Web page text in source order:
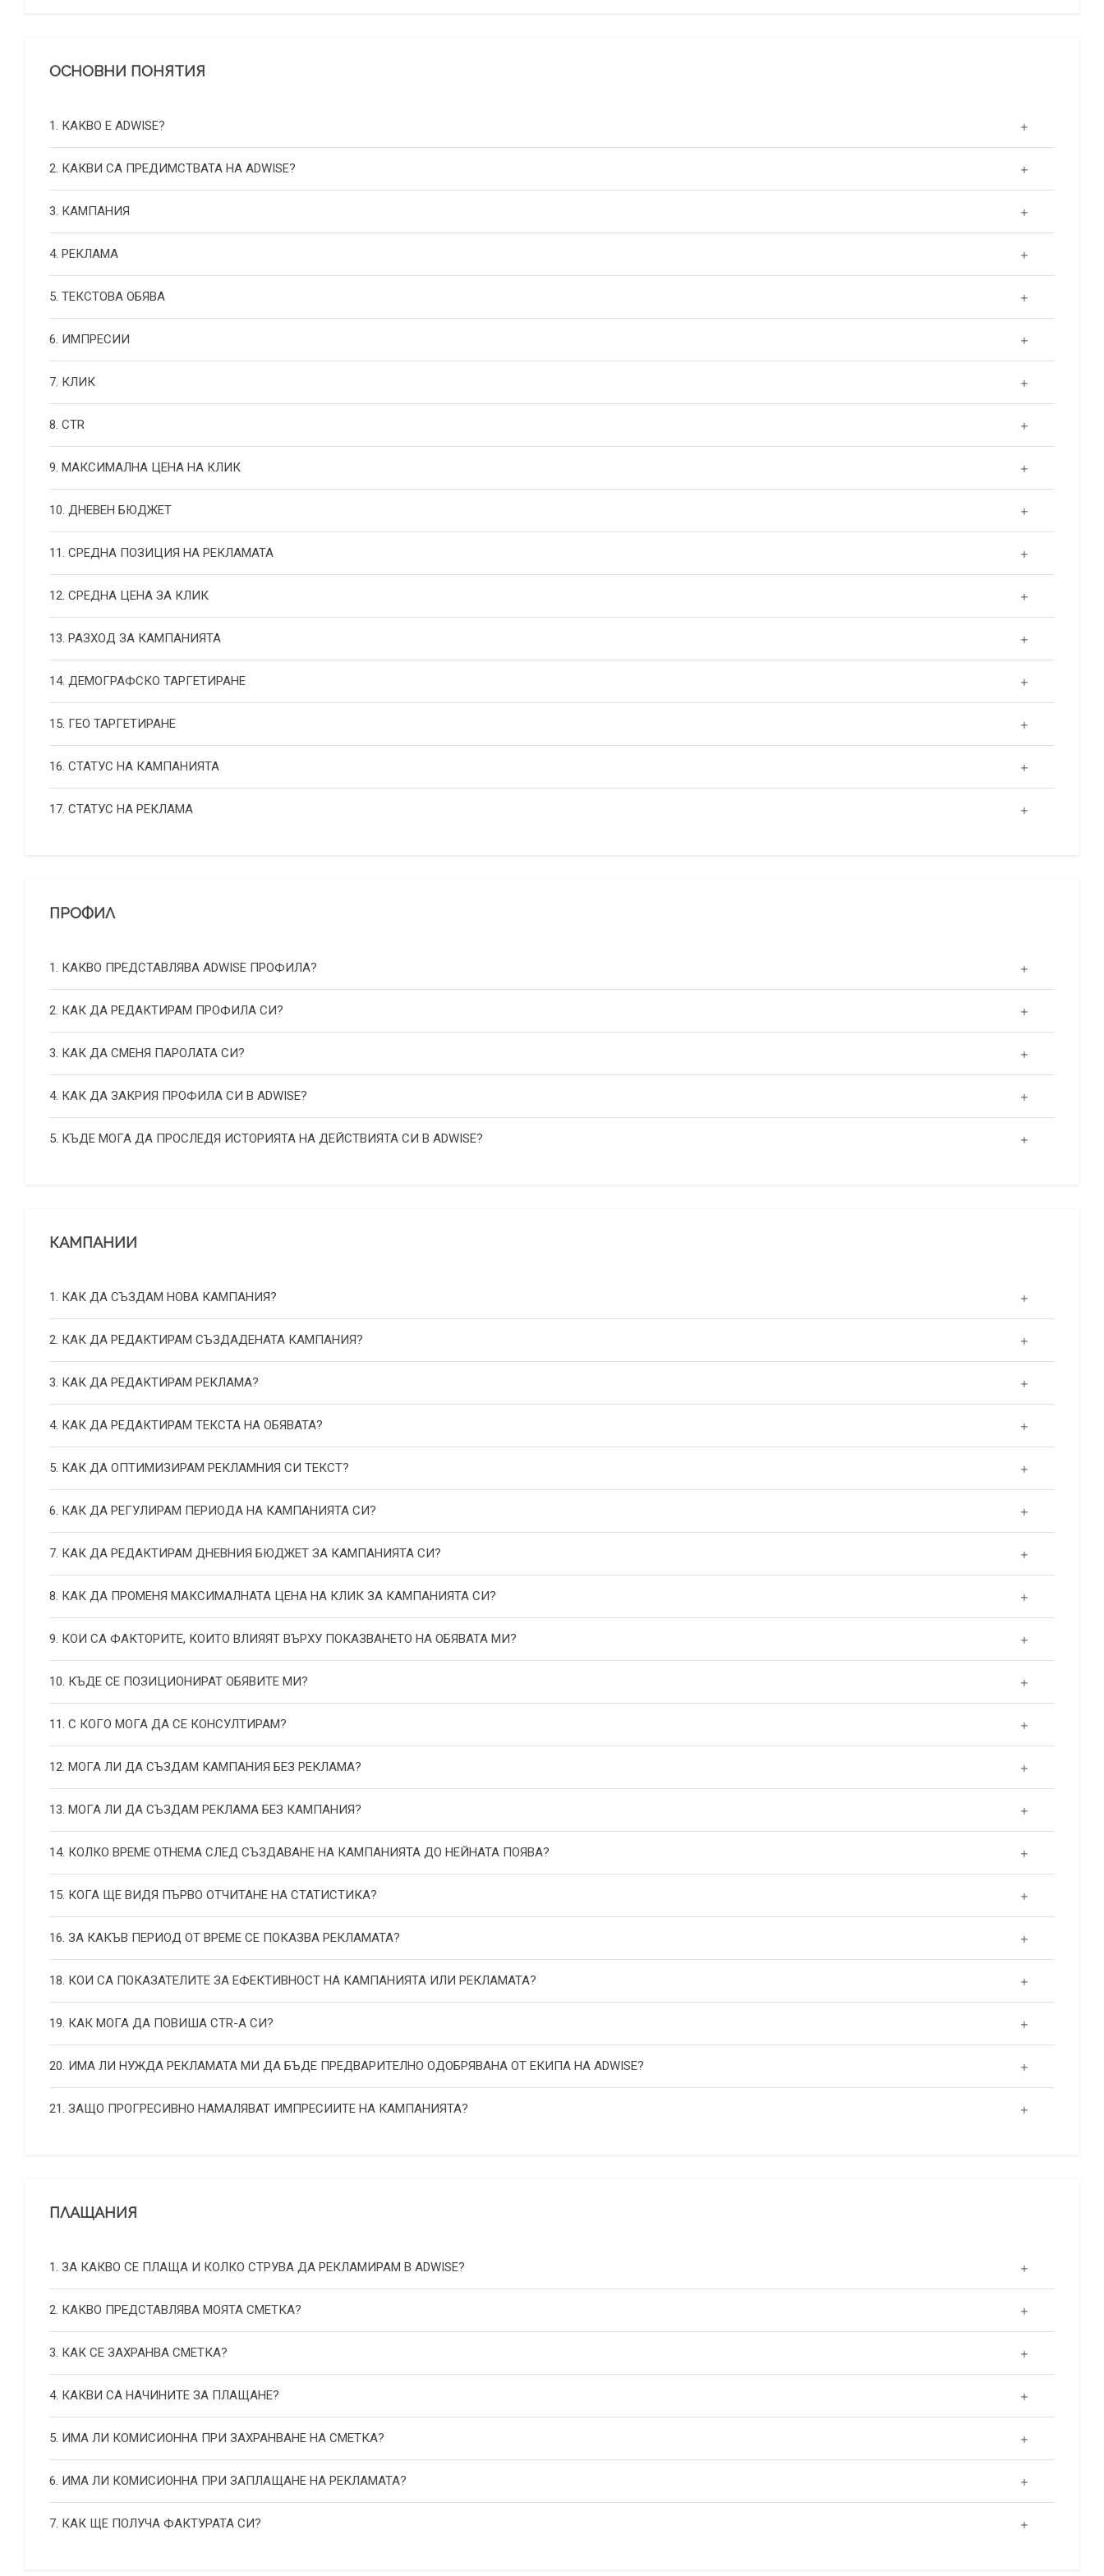
ОСНОВНИ ПОНЯТИЯ
1. КАКВО Е ADWISE?
2. КАКВИ СА ПРЕДИМСТВАТА НА ADWISE?
3. КАМПАНИЯ
4. РЕКЛАМА
5. ТЕКСТОВА ОБЯВА
6. ИМПРЕСИИ
7. КЛИК
8. CTR
9. МАКСИМАЛНА ЦЕНА НА КЛИК
10. ДНЕВЕН БЮДЖЕТ
11. СРЕДНА ПОЗИЦИЯ НА РЕКЛАМАТА
12. СРЕДНА ЦЕНА ЗА КЛИК
13. РАЗХОД ЗА КАМПАНИЯТА
14. ДЕМОГРАФСКО ТАРГЕТИРАНЕ
15. ГЕО ТАРГЕТИРАНЕ
16. СТАТУС НА КАМПАНИЯТА
17. СТАТУС НА РЕКЛАМА
ПРОФИЛ
1. КАКВО ПРЕДСТАВЛЯВА ADWISE ПРОФИЛА?
2. КАК ДА РЕДАКТИРАМ ПРОФИЛА СИ?
3. КАК ДА СМЕНЯ ПАРОЛАТА СИ?
4. КАК ДА ЗАКРИЯ ПРОФИЛА СИ В ADWISE?
5. КЪДЕ МОГА ДА ПРОСЛЕДЯ ИСТОРИЯТА НА ДЕЙСТВИЯТА СИ В ADWISE?
КАМПАНИИ
1. КАК ДА СЪЗДАМ НОВА КАМПАНИЯ?
2. КАК ДА РЕДАКТИРАМ СЪЗДАДЕНАТА КАМПАНИЯ?
3. КАК ДА РЕДАКТИРАМ РЕКЛАМА?
4. КАК ДА РЕДАКТИРАМ ТЕКСТА НА ОБЯВАТА?
5. КАК ДА ОПТИМИЗИРАМ РЕКЛАМНИЯ СИ ТЕКСТ?
6. КАК ДА РЕГУЛИРАМ ПЕРИОДА НА КАМПАНИЯТА СИ?
7. КАК ДА РЕДАКТИРАМ ДНЕВНИЯ БЮДЖЕТ ЗА КАМПАНИЯТА СИ?
8. КАК ДА ПРОМЕНЯ МАКСИМАЛНАТА ЦЕНА НА КЛИК ЗА КАМПАНИЯТА СИ?
9. КОИ СА ФАКТОРИТЕ, КОИТО ВЛИЯЯТ ВЪРХУ ПОКАЗВАНЕТО НА ОБЯВАТА МИ?
10. КЪДЕ СЕ ПОЗИЦИОНИРАТ ОБЯВИТЕ МИ?
11. С КОГО МОГА ДА СЕ КОНСУЛТИРАМ?
12. МОГА ЛИ ДА СЪЗДАМ КАМПАНИЯ БЕЗ РЕКЛАМА?
13. МОГА ЛИ ДА СЪЗДАМ РЕКЛАМА БЕЗ КАМПАНИЯ?
14. КОЛКО ВРЕМЕ ОТНЕМА СЛЕД СЪЗДАВАНЕ НА КАМПАНИЯТА ДО НЕЙНАТА ПОЯВА?
15. КОГА ЩЕ ВИДЯ ПЪРВО ОТЧИТАНЕ НА СТАТИСТИКА?
16. ЗА КАКЪВ ПЕРИОД ОТ ВРЕМЕ СЕ ПОКАЗВА РЕКЛАМАТА?
18. КОИ СА ПОКАЗАТЕЛИТЕ ЗА ЕФЕКТИВНОСТ НА КАМПАНИЯТА ИЛИ РЕКЛАМАТА?
19. КАК МОГА ДА ПОВИША СТR-А СИ?
20. ИМА ЛИ НУЖДА РЕКЛАМАТА МИ ДА БЪДЕ ПРЕДВАРИТЕЛНО ОДОБРЯВАНА ОТ ЕКИПА НА ADWISE?
21. ЗАЩО ПРОГРЕСИВНО НАМАЛЯВАТ ИМПРЕСИИТЕ НА КАМПАНИЯТА?
ПЛАЩАНИЯ
1. ЗА КАКВО СЕ ПЛАЩА И КОЛКО СТРУВА ДА РЕКЛАМИРАМ В ADWISE?
2. КАКВО ПРЕДСТАВЛЯВА МОЯТА СМЕТКА?
3. КАК СЕ ЗАХРАНВА СМЕТКА?
4. КАКВИ СА НАЧИНИТЕ ЗА ПЛАЩАНЕ?
5. ИМА ЛИ КОМИСИОННА ПРИ ЗАХРАНВАНЕ НА СМЕТКА?
6. ИМА ЛИ КОМИСИОННА ПРИ ЗАПЛАЩАНЕ НА РЕКЛАМАТА?
7. КАК ЩЕ ПОЛУЧА ФАКТУРАТА СИ?